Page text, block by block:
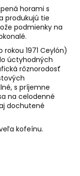
horami s
produkujú tie
podmienky na
1971 Ceylón)
úctyhodných
rôznorodosť
s príjemne
na celodenné
dochutené
kofeínu.